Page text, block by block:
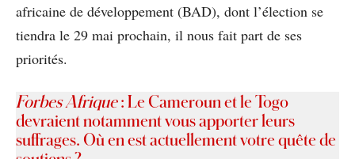
africaine de développement (BAD), dont l’élection se
tiendra le 29 mai prochain, il nous fait part de ses
priorités.
Forbes Afrique: Le Cameroun et le Togo
devraient notamment vous apporter leurs
suffrages. Où en est actuellement votre quête de